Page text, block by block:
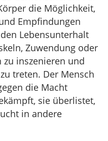
die Möglichkeit,
Empfindungen
Lebensunterhalt
Zuwendung oder
inszenieren und
treten. Der Mensch
die Macht
sie überlistet,
in andere